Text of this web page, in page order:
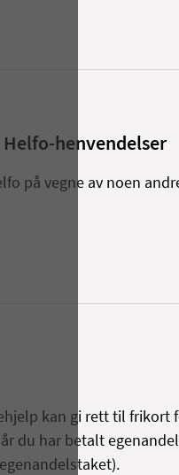
henvendelser
på vegne av noen
kan gi rett til frikort
du har betalt